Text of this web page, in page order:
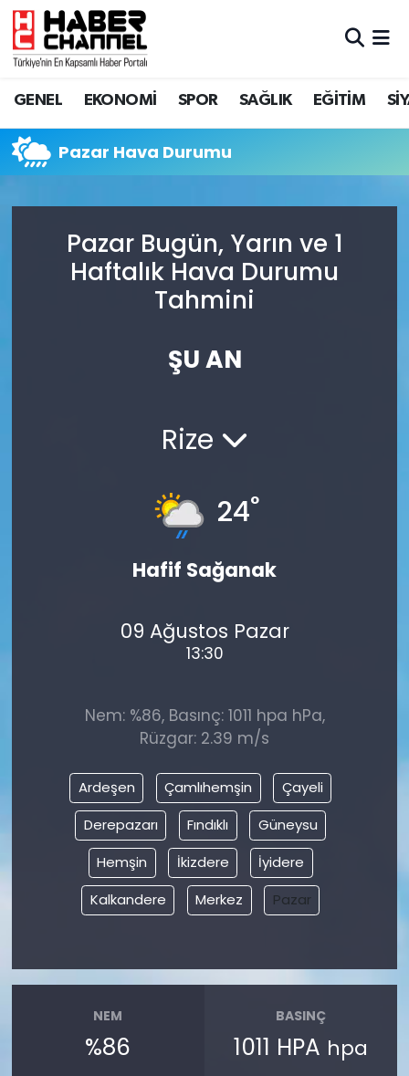
GENEL EKONOMİ SPOR SAĞLIK EĞİTİM
Pazar Hava Durumu
Pazar Bugün, Yarın ve 1
Haftalık Hava Durumu
Tahmini
ŞU AN
Rize
24°
Hafif Sağanak
09 Ağustos Pazar
13:30
Nem: %86, Basınç: 1011 hpa hPa,
Rüzgar: 2.39 m/s
Ardeşen Çamlıhemşin
Çayeli
Derepazarı
Fındıklı
Güneysu
Hemşin
İkizdere
İyidere
Kalkandere
Merkez Pazar
NEM
%86
BASINÇ
1011 HPA hpa
GENEL
SPOR
SAĞLIK
EĞİTİM
Nöbetçi Eczaneler
Trafik Durumu
Süper Lig Puan Durumu ve Fikstür
Tüm Manşetler
Son Dakika Haberleri